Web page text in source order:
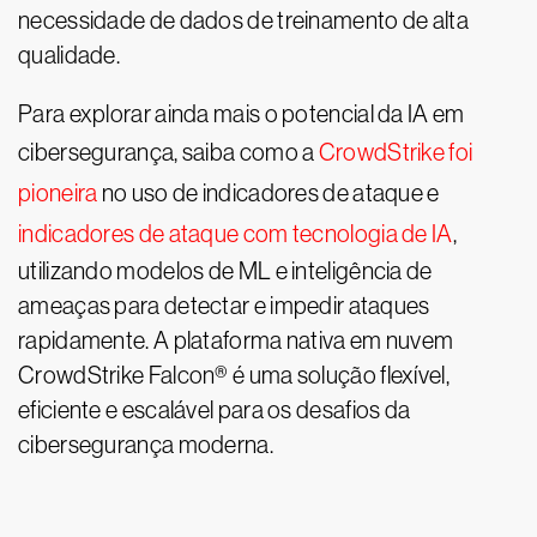
necessidade de dados de treinamento de alta
qualidade.
Para explorar ainda mais o potencial da IA em
cibersegurança, saiba como a CrowdStrike foi
pioneira no uso de indicadores de ataque e
indicadores de ataque com tecnologia de IA,
utilizando modelos de ML e inteligência de
ameaças para detectar e impedir ataques
rapidamente. A plataforma nativa em nuvem
CrowdStrike Falcon® é uma solução flexível,
eficiente e escalável para os desafios da
cibersegurança moderna.